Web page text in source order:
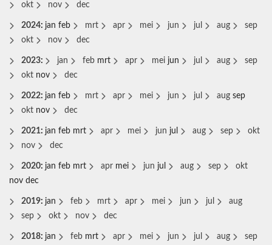
okt
nov dec
2024: jan feb mrt apr mei jun jul aug
sep
okt
nov dec
2023: jan feb mrt apr mei jun jul aug
sep
okt nov dec
2022: jan feb mrt apr mei jun jul aug sep
okt nov dec
2021: jan feb mrt apr mei jun jul aug sep
okt
nov
dec
2020: jan feb mrt apr mei jun jul aug sep
okt
nov dec
2019: jan feb mrt apr mei jun jul
aug
sep
okt nov dec
2018: jan feb mrt apr mei jun jul aug
sep